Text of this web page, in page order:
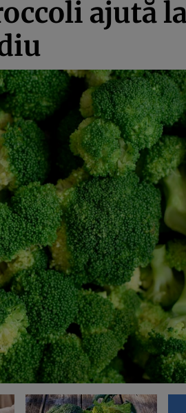
ajută